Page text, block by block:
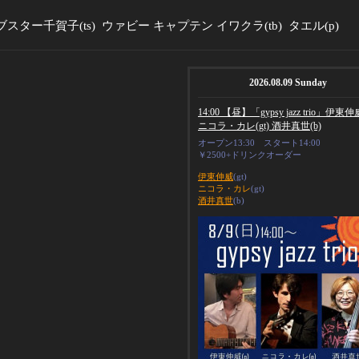
スター千賀子(ts) ウァビー キャプテン イワクラ(tb) タエル(p)
2026.08.09 Sunday
14:00 【昼】「gypsy jazz trio」伊東伸
ニコラ・カレ(gt) 酒井真世(b)
オープン13:30 スタート14:00
￥2500+ドリンクオーダー
伊東伸威(gt)
ニコラ・カレ(gt)
酒井真世(b)